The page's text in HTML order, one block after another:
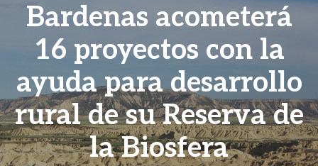
Bardenas acometerá
16 proyectos con la
ayuda para desarrollo
rural de su Reserva de
la Biosfera